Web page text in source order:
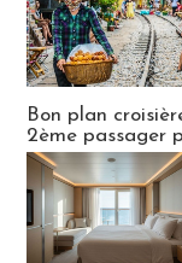
Bon plan
2ème passager